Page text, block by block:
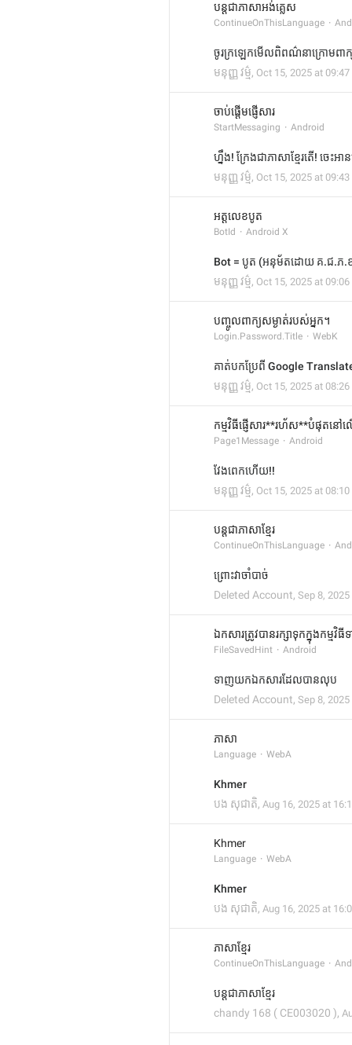
បន្តជាភាសាអង់គ្លេស
ContinueOnThisLanguage
ចូរក្រឡេកមើលពិពណ៌នាក្រោមពា
មនុញ្ញ វម្ម៌, Oct 15, 2025 at 09:47
ចាប់ផ្ដើមផ្ញើសារ
StartMessaging Android
ហ្នឹង! ក្រែងជាភាសាខ្មែរតើ! ចេះអា
មនុញ្ញ វម្ម៌, Oct 15, 2025 at 09:43
អត្តលេខបូត
BotId Android X
Bot = បូត (អនុម័តដោយ គ.ជ.ភ.
មនុញ្ញ វម្ម៌, Oct 15, 2025 at 09:06
បញ្ចូលពាក្យសម្ងាត់របស់អ្នក។
Login.Password.Title WebK
គាត់បកប្រែពី Google
មនុញ្ញ វម្ម៌, Oct 15, 2025 at 08:26
កម្មវិធីផ្ញើសារ**រហ័ស**បំផុតន
Page1Message Android
វែងពេកហើយ!!
មនុញ្ញ វម្ម៌, Oct 15, 2025 at 08:10
បន្តជាភាសាខ្មែរ
ContinueOnThisLanguage
ព្រោះវាចាំបាច់
Deleted Account, Sep 8,
ឯកសារត្រូវបានរក្សាទុកក្នុងកម្ម
FileSavedHint Android
ទាញយកឯកសារដែលបានលុប
Deleted Account, Sep 8,
ភាសា
Language WebA
Khmer​
បង សុជាតិ, Aug 16, 2025 at
Khmer
Language WebA
Khmer​
បង សុជាតិ, Aug 16, 2025 at
ភាសាខ្មែរ
ContinueOnThisLanguage
បន្តជាភាសាខ្មែរ
chandy 168 ( CE003020 ),